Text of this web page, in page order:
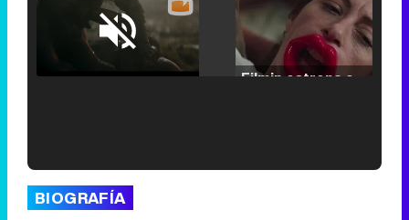
Unmute /
Loaded:
25.30%
BIOGRAFÍA